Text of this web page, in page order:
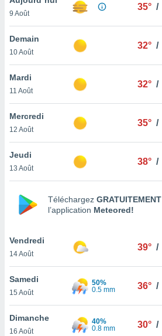
et
»,
au
vous
qu'ils
ou
le
ainsi
un
la
du
9 Août
35° /
Demain
10 Août
32° /
Mardi
11 Août
32° /
Mercredi
12 Août
35° /
Jeudi
13 Août
38° /
Téléchargez GRATUITEMENT
l’application Meteored!
Vendredi
14 Août
39° /
Samedi
15 Août
50%
0.5 mm
36° /
Dimanche
16 Août
40%
0.8 mm
30° /